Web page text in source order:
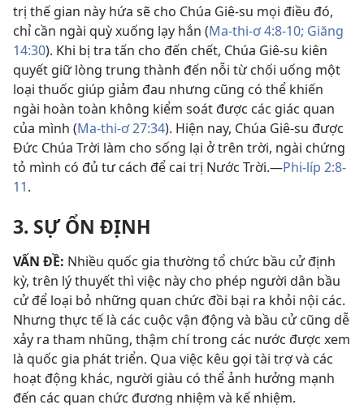
trị thế gian này hứa sẽ cho Chúa Giê-su mọi điều đó,
chỉ cần ngài quỳ xuống lạy hắn (Ma-thi-ơ 4:8-10; Giăng
14:30). Khi bị tra tấn cho đến chết, Chúa Giê-su kiên
quyết giữ lòng trung thành đến nỗi từ chối uống một
loại thuốc giúp giảm đau nhưng cũng có thể khiến
ngài hoàn toàn không kiểm soát được các giác quan
của mình (Ma-thi-ơ 27:34). Hiện nay, Chúa Giê-su được
Đức Chúa Trời làm cho sống lại ở trên trời, ngài chứng
tỏ mình có đủ tư cách để cai trị Nước Trời.—Phi-líp 2:8-
11.
3. SỰ ỔN ĐỊNH
VẤN ĐỀ: Nhiều quốc gia thường tổ chức bầu cử định
kỳ, trên lý thuyết thì việc này cho phép người dân bầu
cử để loại bỏ những quan chức đồi bại ra khỏi nội các.
Nhưng thực tế là các cuộc vận động và bầu cử cũng dễ
xảy ra tham nhũng, thậm chí trong các nước được xem
là quốc gia phát triển. Qua việc kêu gọi tài trợ và các
hoạt động khác, người giàu có thể ảnh hưởng mạnh
đến các quan chức đương nhiệm và kế nhiệm.